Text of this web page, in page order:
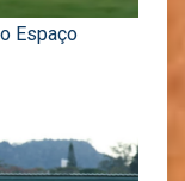
Espaço